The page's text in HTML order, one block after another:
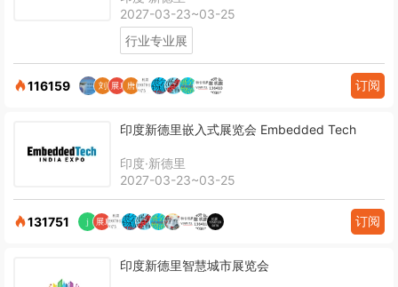
2027-03-23~03-25
行业专业展
116159 订阅
印度新德里嵌入式展览会 Embedded Tech
印度·新德里
2027-03-23~03-25
131751 订阅
印度新德里智慧城市展览会